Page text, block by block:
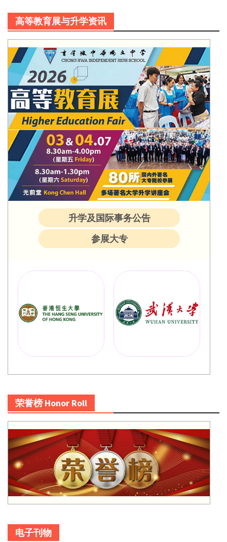
高等教育展与升学资讯
升学及国际事务公告
参展大专
荣誉榜 Honor Roll
电子刊物